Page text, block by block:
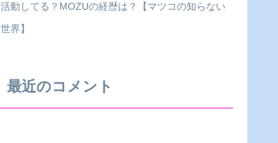
活動してる？MOZUの経歴は？【マツコの知らない
世界】
最近のコメント